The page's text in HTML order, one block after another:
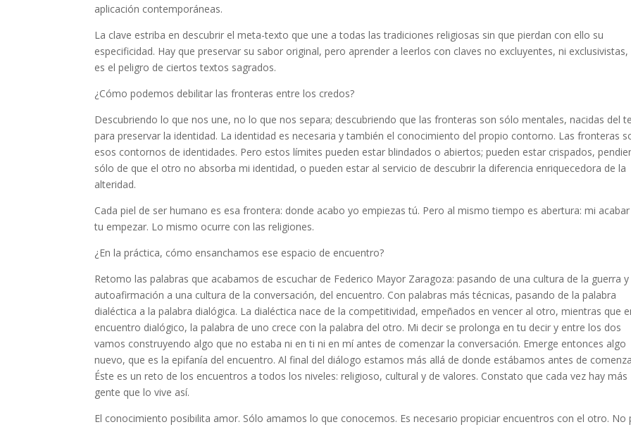
aplicación contemporáneas.
La clave estriba en descubrir el meta-texto que une a todas las tradiciones religiosas sin que pierdan con ello su
especificidad. Hay que preservar su sabor original, pero aprender a leerlos con claves no excluyentes, ni exclusivistas,
es el peligro de ciertos textos sagrados.
¿Cómo podemos debilitar las fronteras entre los credos?
Descubriendo lo que nos une, no lo que nos separa; descubriendo que las fronteras son sólo mentales, nacidas del
para preservar la identidad. La identidad es necesaria y también el conocimiento del propio contorno. Las fronteras
esos contornos de identidades. Pero estos límites pueden estar blindados o abiertos; pueden estar crispados,
sólo de que el otro no absorba mi identidad, o pueden estar al servicio de descubrir la diferencia enriquecedora de la
alteridad.
Cada piel de ser humano es esa frontera: donde acabo yo empiezas tú. Pero al mismo tiempo es abertura: mi acabar
tu empezar. Lo mismo ocurre con las religiones.
¿En la práctica, cómo ensanchamos ese espacio de encuentro?
Retomo las palabras que acabamos de escuchar de Federico Mayor Zaragoza: pasando de una cultura de la guerra y
autoafirmación a una cultura de la conversación, del encuentro. Con palabras más técnicas, pasando de la palabra
dialéctica a la palabra dialógica. La dialéctica nace de la competitividad, empeñados en vencer al otro, mientras que
encuentro dialógico, la palabra de uno crece con la palabra del otro. Mi decir se prolonga en tu decir y entre los dos
vamos construyendo algo que no estaba ni en ti ni en mí antes de comenzar la conversación. Emerge entonces algo
nuevo, que es la epifanía del encuentro. Al final del diálogo estamos más allá de donde estábamos antes de
Éste es un reto de los encuentros a todos los niveles: religioso, cultural y de valores. Constato que cada vez hay más
gente que lo vive así.
El conocimiento posibilita amor. Sólo amamos lo que conocemos. Es necesario propiciar encuentros con el otro. No